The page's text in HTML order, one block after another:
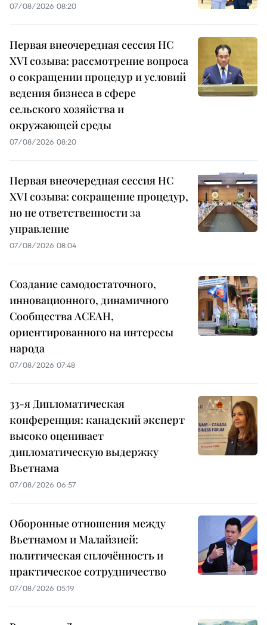
07/08/2026 08:20
Первая внеочередная сессия НС
XVI созыва: рассмотрение вопроса
о сокращении процедур и условий
ведения бизнеса в сфере
сельского хозяйства и
окружающей среды
07/08/2026 08:20
Первая внеочередная сессия НС
XVI созыва: сокращение процедур,
но не ответственности за
управление
07/08/2026 08:04
Создание самодостаточного,
инновационного, динамичного
Сообщества АСЕАН,
ориентированного на интересы
народа
07/08/2026 07:48
33-я Дипломатическая
конференция: канадский эксперт
высоко оценивает
дипломатическую выдержку
Вьетнама
07/08/2026 06:57
Оборонные отношения между
Вьетнамом и Малайзией:
политическая сплочённость и
практическое сотрудничество
07/08/2026 05:19